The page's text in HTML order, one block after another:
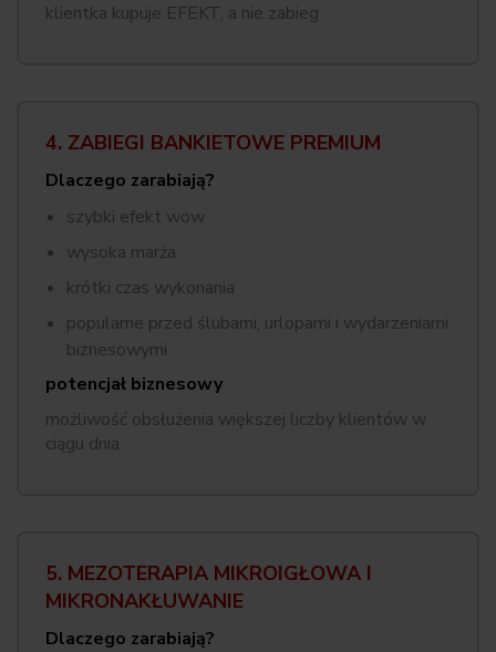
klientka kupuje EFEKT, a nie zabieg
4. ZABIEGI BANKIETOWE PREMIUM
Dlaczego zarabiają?
szybki efekt wow
wysoka marża
krótki czas wykonania
popularne przed ślubami, urlopami i wydarzeniami
biznesowymi
potencjał biznesowy
możliwość obsłużenia większej liczby klientów w
ciągu dnia
5. MEZOTERAPIA MIKROIGŁOWA I
MIKRONAKŁUWANIE
Dlaczego zarabiają?